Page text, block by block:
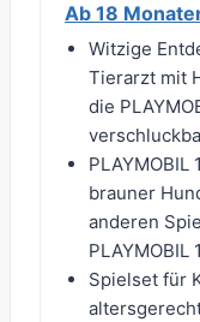
Ab 18
Witzige
Tierarzt mit
die
PLAYMOBIL
brauner
anderen
PLAYMOBIL
Spielset für